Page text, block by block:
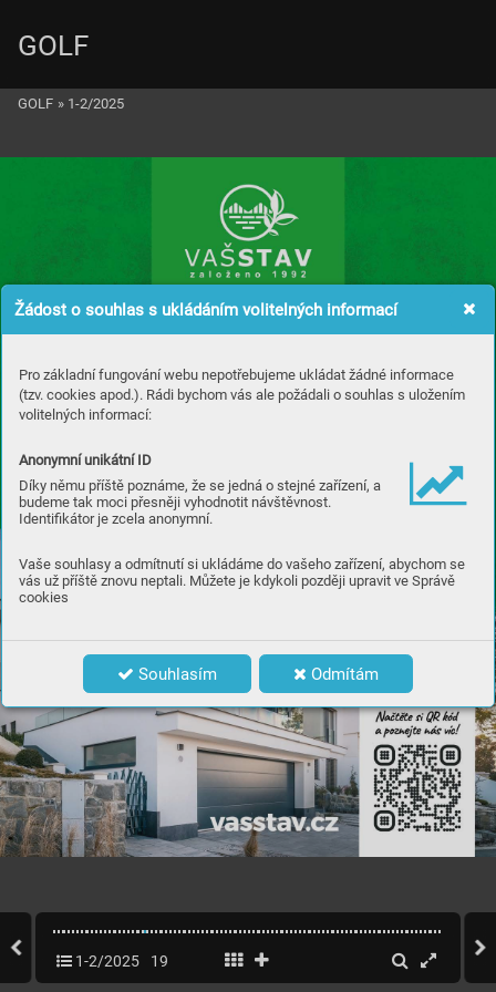
Žádost o souhlas s ukládáním volitelných informací
Pro základní fungování webu nepotřebujeme ukládat žádné informace
(tzv. cookies apod.). Rádi bychom vás ale požádali o souhlas s uložením
volitelných informací:
Anonymní unikátní ID
Díky němu příště poznáme, že se jedná o stejné zařízení, a
budeme tak moci přesněji vyhodnotit návštěvnost.
Identifikátor je zcela anonymní.
Vaše souhlasy a odmítnutí si ukládáme do vašeho zařízení, abychom se
vás už příště znovu neptali. Můžete je kdykoli později upravit ve Správě
cookies
Souhlasím Odmítám
GOLF
GOLF » 1-2/2025
1-2/2025 19